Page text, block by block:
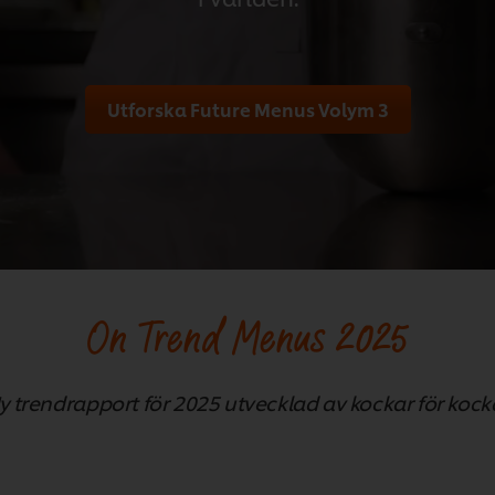
Utforska Future Menus Volym 3
On Trend Menus 2025
trendrapport för 2025 utvecklad av kockar för